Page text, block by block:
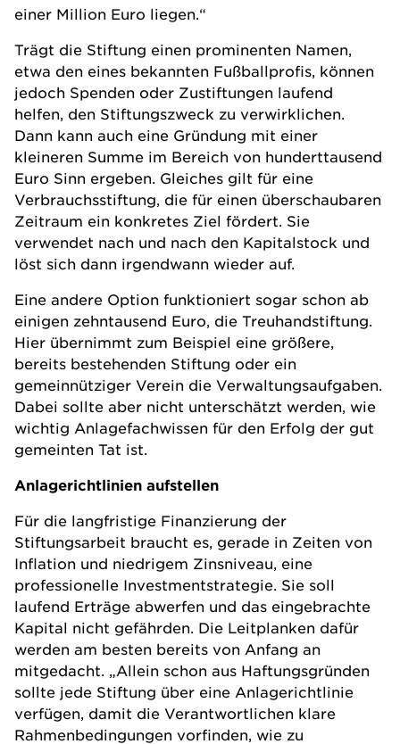
einer Million Euro liegen.“
Trägt die Stiftung einen prominenten Namen,
etwa den eines bekannten Fußballprofis, können
jedoch Spenden oder Zustiftungen laufend
helfen, den Stiftungszweck zu verwirklichen.
Dann kann auch eine Gründung mit einer
kleineren Summe im Bereich von hunderttausend
Euro Sinn ergeben. Gleiches gilt für eine
Verbrauchsstiftung, die für einen überschaubaren
Zeitraum ein konkretes Ziel fördert. Sie
verwendet nach und nach den Kapitalstock und
löst sich dann irgendwann wieder auf.
Eine andere Option funktioniert sogar schon ab
einigen zehntausend Euro, die Treuhandstiftung.
Hier übernimmt zum Beispiel eine größere,
bereits bestehenden Stiftung oder ein
gemeinnütziger Verein die Verwaltungsaufgaben.
Dabei sollte aber nicht unterschätzt werden, wie
wichtig Anlagefachwissen für den Erfolg der gut
gemeinten Tat ist.
Anlagerichtlinien aufstellen
Für die langfristige Finanzierung der
Stiftungsarbeit braucht es, gerade in Zeiten von
Inflation und niedrigem Zinsniveau, eine
professionelle Investmentstrategie. Sie soll
laufend Erträge abwerfen und das eingebrachte
Kapital nicht gefährden. Die Leitplanken dafür
werden am besten bereits von Anfang an
mitgedacht. „Allein schon aus Haftungsgründen
sollte jede Stiftung über eine Anlagerichtlinie
verfügen, damit die Verantwortlichen klare
Rahmenbedingungen vorfinden, wie zu